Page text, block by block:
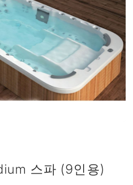
스파 (9인용)